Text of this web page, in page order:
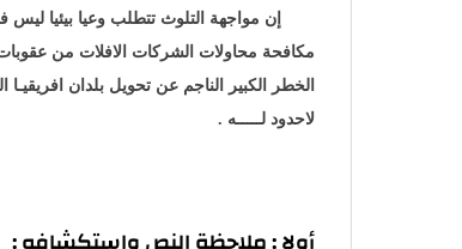
إن مواجهة التلوث تتطلب وعيا بيئيا
مكافحة محاولات الشركات الافلات من عقوبات
الخطر الكبير الناجم عن تحويل بلدان
لاحدود لـــــه .